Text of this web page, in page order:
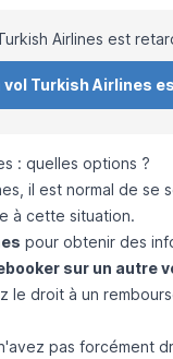
Airlines est
Turkish Airlines
: quelles options ?
il est normal de
à cette situation.
pour obtenir des
sur un autre
le droit à un
pas forcément